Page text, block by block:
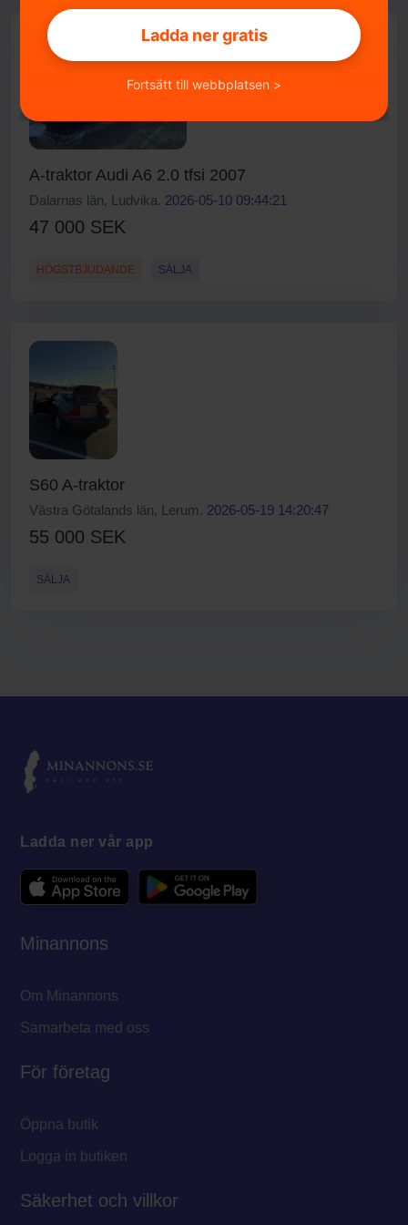
A-traktor Audi A6 2.0 tfsi 2007
Dalarnas län, Ludvika. 2026-05-10 09:44:21
47 000 SEK
HÖGSTBJUDANDE SÄLJA
S60 A-traktor
Västra Götalands län, Lerum. 2026-05-19 14:20:47
55 000 SEK
SÄLJA
Ladda ner gratis
Fortsätt till webbplatsen >
Ladda ner vår app
Minannons
Om Minannons
Samarbeta med oss
För företag
Öppna butik
Logga in butiken
Säkerhet och villkor